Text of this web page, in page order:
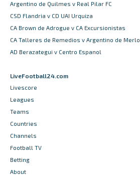
Argentino de Quilmes v Real Pilar FC
CSD Flandria v CD UAI Urquiza
CA Brown de Adrogue v CA Excursionistas
CA Talleres de Remedios v Argentino de Merlo
AD Berazategui v Centro Espanol
LiveFootball24.com
Livescore
Leagues
Teams
Countries
Channels
Football TV
Betting
About